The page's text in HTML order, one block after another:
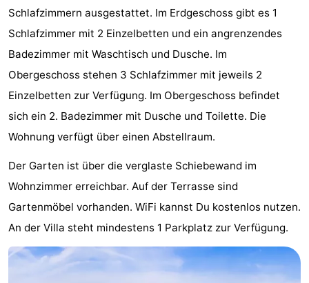
Zimmer
(mit
Frühstück)
Lastminutes
Strand
Sehen
&
tun
-
Museen
-
Mühlen
-
Leuchtturme
-
Schlafzimmern ausgestattet. Im Erdgeschoss gibt es 1
Schlafzimmer mit 2 Einzelbetten und ein angrenzendes
Badezimmer mit Waschtisch und Dusche. Im
Obergeschoss stehen 3 Schlafzimmer mit jeweils 2
Einzelbetten zur Verfügung. Im Obergeschoss befindet
sich ein 2. Badezimmer mit Dusche und Toilette. Die
Wohnung verfügt über einen Abstellraum.
Der Garten ist über die verglaste Schiebewand im
Wohnzimmer erreichbar. Auf der Terrasse sind
Gartenmöbel vorhanden. WiFi kannst Du kostenlos nutzen.
An der Villa steht mindestens 1 Parkplatz zur Verfügung.